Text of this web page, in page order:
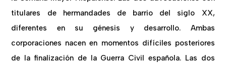
titulares de hermandades de barrio del siglo XX,
diferentes en su génesis y desarrollo. Ambas
corporaciones nacen en momentos difíciles posteriores
de la finalización de la Guerra Civil española. Las dos